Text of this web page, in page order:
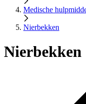
Medische
Nierbekken
Nierbekken